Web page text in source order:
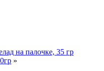
на палочке, 35 гр
»